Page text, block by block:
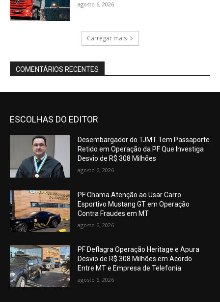
agosto 6, 2026
Carregar mais
COMENTÁRIOS RECENTES
ESCOLHAS DO EDITOR
Desembargador do TJMT Tem Passaporte
Retido em Operação da PF Que Investiga
Desvio de R$ 308 Milhões
agosto 6, 2026
PF Chama Atenção ao Usar Carro
Esportivo Mustang GT em Operação
Contra Fraudes em MT
agosto 6, 2026
PF Deflagra Operação Heritage e Apura
Desvio de R$ 308 Milhões em Acordo
Entre MT e Empresa de Telefonia
agosto 6, 2026